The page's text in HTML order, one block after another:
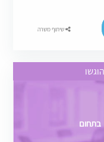
שיתוף משרה
בתחום